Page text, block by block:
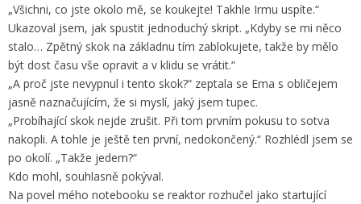
„Všichni, co jste okolo mě, se koukejte! Takhle Irmu uspíte.“
Ukazoval jsem, jak spustit jednoduchý skript. „Kdyby se mi něco
stalo… Zpětný skok na základnu tím zablokujete, takže by mělo
být dost času vše opravit a v klidu se vrátit.“
„A proč jste nevypnul i tento skok?“ zeptala se Ema s obličejem
jasně naznačujícím, že si myslí, jaký jsem tupec.
„Probíhající skok nejde zrušit. Při tom prvním pokusu to sotva
nakopli. A tohle je ještě ten první, nedokončený.“ Rozhlédl jsem se
po okolí. „Takže jedem?“
Kdo mohl, souhlasně pokýval.
Na povel mého notebooku se reaktor rozhučel jako startující